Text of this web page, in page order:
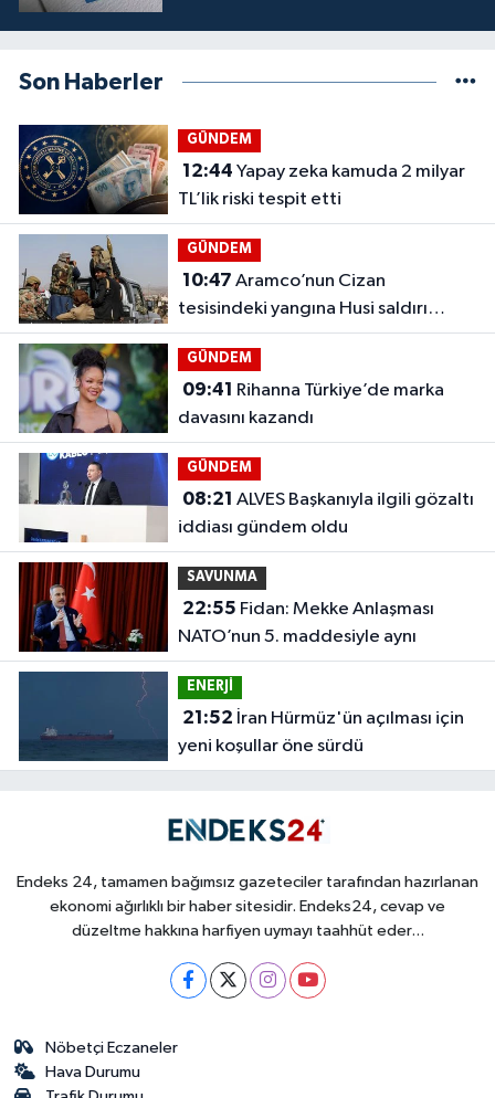
Son Haberler
GÜNDEM
12:44
TL’lik riski tespit etti
GÜNDEM
10:47
tesisindeki yangına Husi saldırı
iddiası
GÜNDEM
09:41
davasını kazandı
GÜNDEM
08:21
iddiası gündem oldu
SAVUNMA
22:55
NATO’nun 5. maddesiyle aynı
ENERJİ
21:52
yeni koşullar öne sürdü
Endeks 24, tamamen bağımsız gazeteciler tarafından hazırlanan
ekonomi ağırlıklı bir haber sitesidir. Endeks24, cevap ve
düzeltme hakkına harfiyen uymayı taahhüt eder...
Nöbetçi Eczaneler
Hava Durumu